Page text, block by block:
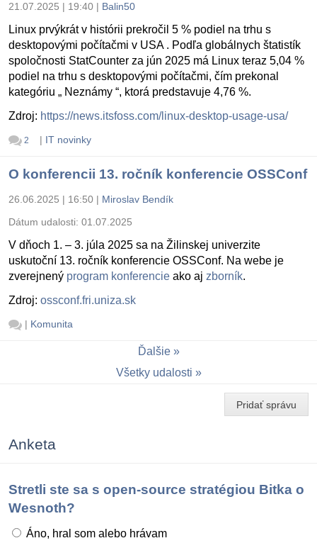
21.07.2025 | 19:40 | Balin50
Linux prvýkrát v histórii prekročil 5 % podiel na trhu s
desktopovými počítačmi v USA . Podľa globálnych štatistík
spoločnosti StatCounter za jún 2025 má Linux teraz 5,04 %
podiel na trhu s desktopovými počítačmi, čím prekonal
kategóriu „ Neznámy “, ktorá predstavuje 4,76 %.
Zdroj: https://news.itsfoss.com/linux-desktop-usage-usa/
2 | IT novinky
O konferencii 13. ročník konferencie OSSConf
26.06.2025 | 16:50 | Miroslav Bendík
Dátum udalosti: 01.07.2025
V dňoch 1. – 3. júla 2025 sa na Žilinskej univerzite
uskutoční 13. ročník konferencie OSSConf. Na webe je
zverejnený program konferencie ako aj zborník.
Zdroj: ossconf.fri.uniza.sk
| Komunita
Ďalšie
Všetky udalosti
Pridať správu
Anketa
Stretli ste sa s open-source stratégiou Bitka o
Wesnoth?
Áno, hral som alebo hrávam